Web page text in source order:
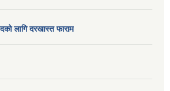
लागि दरखास्त फाराम